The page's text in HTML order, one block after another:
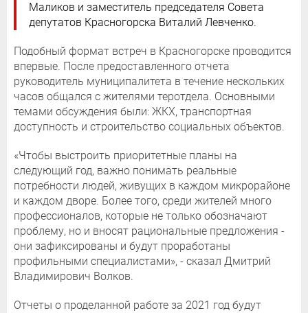
Маликов и заместитель председателя Совета
депутатов Красногорска Виталий Левченко.
Подобный формат встреч в Красногорске проводится
впервые. После предоставленного отчета
руководитель муниципалитета в течение нескольких
часов общался с жителями теротдела. Основными
темами обсуждения были: ЖКХ, транспортная
доступность и строительство социальных объектов.
«Чтобы выстроить приоритетные планы на
следующий год, важно понимать реальные
потребности людей, живущих в каждом микрорайоне
и каждом дворе. Более того, среди жителей много
профессионалов, которые не только обозначают
проблему, но и вносят рациональные предложения -
они зафиксированы и будут проработаны
профильными специалистами», - сказал Дмитрий
Владимирович Волков.
Отчеты о проделанной работе за 2021 год будут